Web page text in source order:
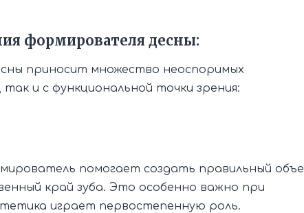
формирователя десны:
приносит множество неоспоримых
и с функциональной точки зрения:
помогает создать правильный
край зуба. Это особенно важно при
играет первостепенную роль.